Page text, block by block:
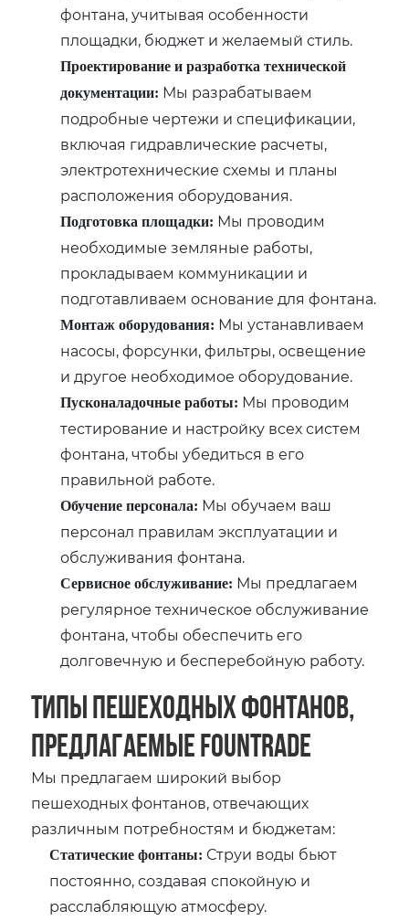
фонтана, учитывая особенности
площадки, бюджет и желаемый стиль.
Проектирование и разработка технической
документации: Мы разрабатываем
подробные чертежи и спецификации,
включая гидравлические расчеты,
электротехнические схемы и планы
расположения оборудования.
Подготовка площадки: Мы проводим
необходимые земляные работы,
прокладываем коммуникации и
подготавливаем основание для фонтана.
Монтаж оборудования: Мы устанавливаем
насосы, форсунки, фильтры, освещение
и другое необходимое оборудование.
Пусконаладочные работы: Мы проводим
тестирование и настройку всех систем
фонтана, чтобы убедиться в его
правильной работе.
Обучение персонала: Мы обучаем ваш
персонал правилам эксплуатации и
обслуживания фонтана.
Сервисное обслуживание: Мы предлагаем
регулярное техническое обслуживание
фонтана, чтобы обеспечить его
долговечную и бесперебойную работу.
Типы пешеходных фонтанов,
предлагаемые Fountrade
Мы предлагаем широкий выбор
пешеходных фонтанов, отвечающих
различным потребностям и бюджетам:
Статические фонтаны: Струи воды бьют
постоянно, создавая спокойную и
расслабляющую атмосферу.